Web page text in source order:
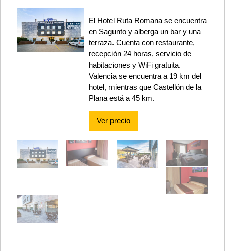
El Hotel Ruta Romana se encuentra
en Sagunto y alberga un bar y una
terraza. Cuenta con restaurante,
recepción 24 horas, servicio de
habitaciones y WiFi gratuita.
Valencia se encuentra a 19 km del
hotel, mientras que Castellón de la
Plana está a 45 km.
Ver precio